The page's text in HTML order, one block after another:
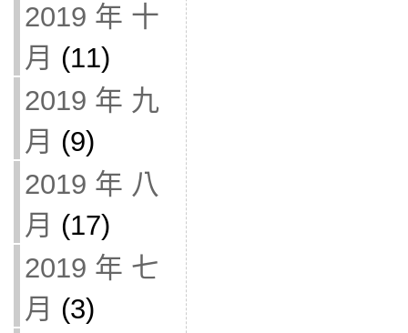
2019 年 十
月 (11)
2019 年 九
月 (9)
2019 年 八
月 (17)
2019 年 七
月 (3)